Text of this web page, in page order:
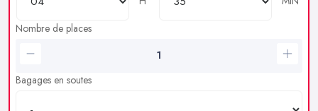
Nombre de places
Bagages en soutes